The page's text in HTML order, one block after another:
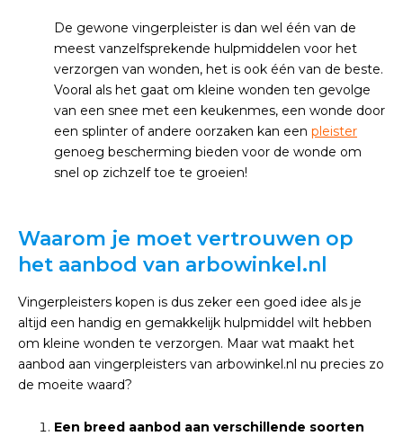
De gewone vingerpleister is dan wel één van de
meest vanzelfsprekende hulpmiddelen voor het
verzorgen van wonden, het is ook één van de beste.
Vooral als het gaat om kleine wonden ten gevolge
van een snee met een keukenmes, een wonde door
een splinter of andere oorzaken kan een pleister
genoeg bescherming bieden voor de wonde om
snel op zichzelf toe te groeien!
Waarom je moet vertrouwen op
het aanbod van arbowinkel.nl
Vingerpleisters kopen is dus zeker een goed idee als je
altijd een handig en gemakkelijk hulpmiddel wilt hebben
om kleine wonden te verzorgen. Maar wat maakt het
aanbod aan vingerpleisters van arbowinkel.nl nu precies zo
de moeite waard?
Een breed aanbod aan verschillende soorten